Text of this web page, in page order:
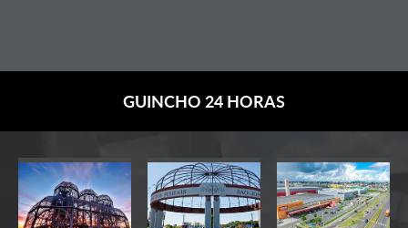
GUINCHO 24 HORAS